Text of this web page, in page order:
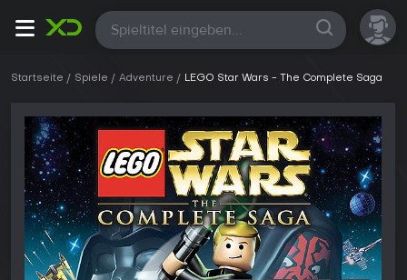
Alle
Startseite Spiele Adventure LEGO Star Wars - The Complete Saga